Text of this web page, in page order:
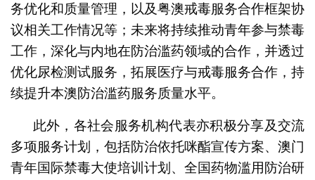
务优化和质量管理，以及粤澳戒毒服务合作框架协
议相关工作情况等；未来将持续推动青年参与禁毒
工作，深化与内地在防治滥药领域的合作，并透过
优化尿检测试服务，拓展医疗与戒毒服务合作，持
续提升本澳防治滥药服务质量水平。
此外，各社会服务机构代表亦积极分享及交流
多项服务计划，包括防治依托咪酯宣传方案、澳门
青年国际禁毒大使培训计划、全国药物滥用防治研